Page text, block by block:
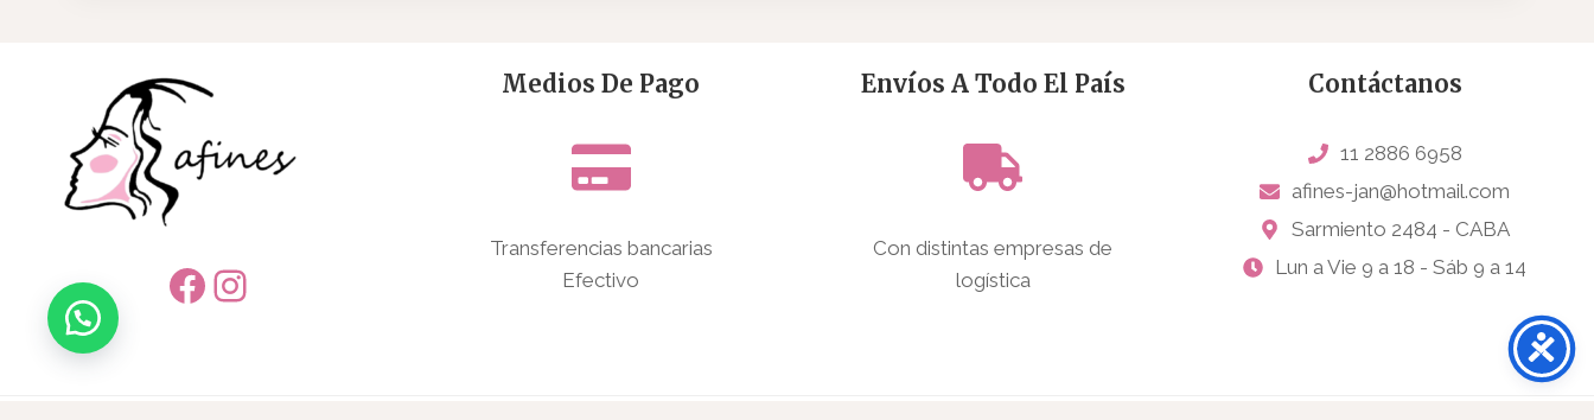
Facebook
Instagram
Medios De Pago
Transferencias bancarias
Efectivo
Envíos A Todo El País
Con distintas empresas de
logística
Contáctanos
11 2886 6958
afines-jan@hotmail.com
Sarmiento 2484 - CABA
Lun a Vie 9 a 18 - Sáb 9 a 14